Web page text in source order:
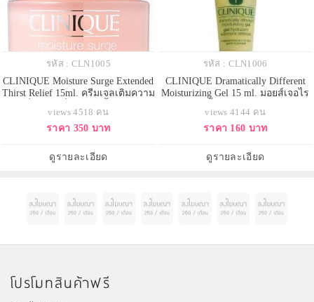
รหัส : CLN1005
CLINIQUE Moisture Surge Extended
Thirst Relief 15ml. ครีมเจลเติมความ
พร้อมยังช่วยผ่อนคลายผิวให้สบาย
และนุ่มเนียน ช่วยสร้างประสิทธิภาพ
เก็บกักความชุ่มชื่นนั้นไว้กับผิวได้
ยาวนานกว่า
views 4518 คน
ราคา 350 บาท
ดูรายละเอียด
รหัส : CLN1006
CLINIQUE Dramatically Different
Moisturizing Gel 15 ml. มอยส์เจอไร
น้ำมัน ซึมเข้าสู่ผิวได้อย่างง่ายดาย
สูตรสำหรับผิวสำหรับผู้ที่ผิวมันถึงมัน
ชุ่มชื่นตามธรรมชาติผิวให้สมบูรณ์
views 4144 คน
ราคา 160 บาท
ดูรายละเอียด
โปรโมทสินค้าฟรี